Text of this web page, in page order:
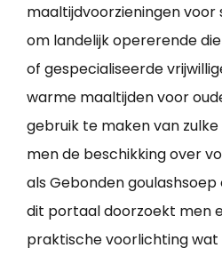
maaltijdvoorzieningen voor
om landelijk opererende
of gespecialiseerde
warme maaltijden voor
gebruik te maken van
men de beschikking over
als Gebonden
dit portaal doorzoekt men
praktische voorlichting